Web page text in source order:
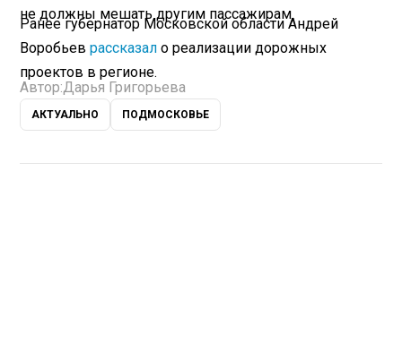
не должны мешать другим пассажирам.
Ранее губернатор Московской области Андрей
Воробьеврассказал о реализации дорожных
проектов в регионе.
Автор:Дарья Григорьева
АКТУАЛЬНО ПОДМОСКОВЬЕ